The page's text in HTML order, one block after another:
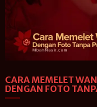
CARA MEMELET
DENGAN FOTO